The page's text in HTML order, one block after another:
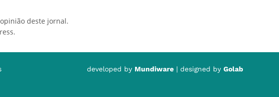
deste jornal.
developed by Mundiware | designed by Golab